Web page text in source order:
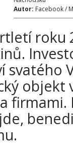
Autor: Facebook /
roku
objekt
firmami.